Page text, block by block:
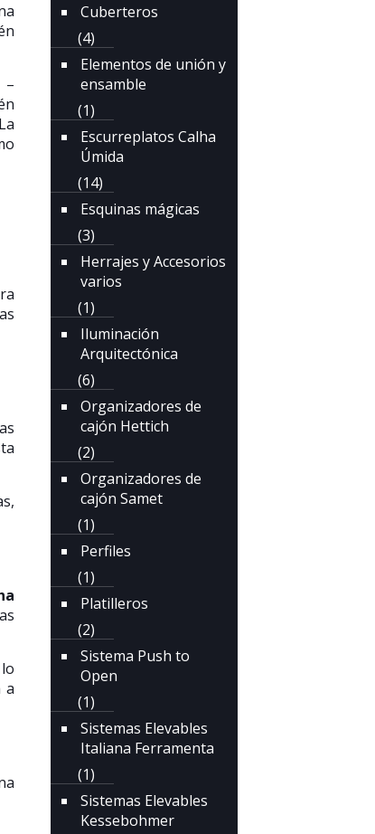
–
a
Cuberteros
(4)
Elementos de unión y
ensamble
(1)
Escurreplatos Calha
Úmida
(14)
Esquinas mágicas
(3)
Herrajes y Accesorios
varios
(1)
Iluminación
Arquitectónica
(6)
Organizadores de
cajón Hettich
(2)
Organizadores de
cajón Samet
(1)
Perfiles
(1)
Platilleros
(2)
Sistema Push to
Open
(1)
Sistemas Elevables
Italiana Ferramenta
(1)
Sistemas Elevables
Kessebohmer